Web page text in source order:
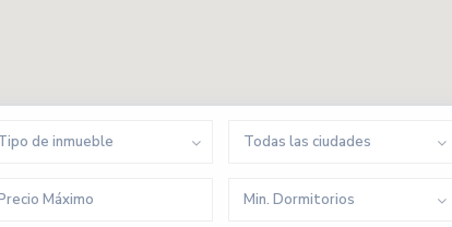
de inmueble Todas las ciudades
Min. Dormitorios